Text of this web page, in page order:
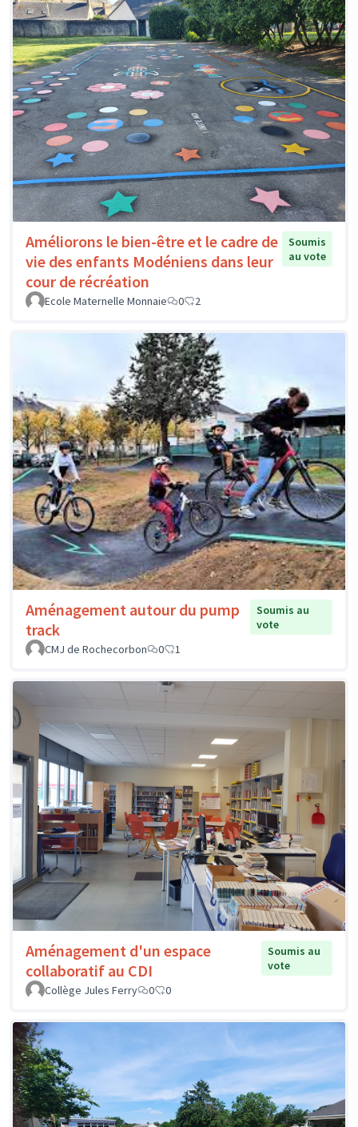
Améliorons le bien-être et le cadre de
vie des enfants Modéniens dans leur
cour de récréation
Soumis
au vote
Ecole Maternelle Monnaie 0 2
Aménagement autour du pump
track
Soumis au
vote
CMJ de Rochecorbon
0 1
Aménagement d'un espace
collaboratif au CDI
Soumis au
vote
Collège Jules Ferry
0 0